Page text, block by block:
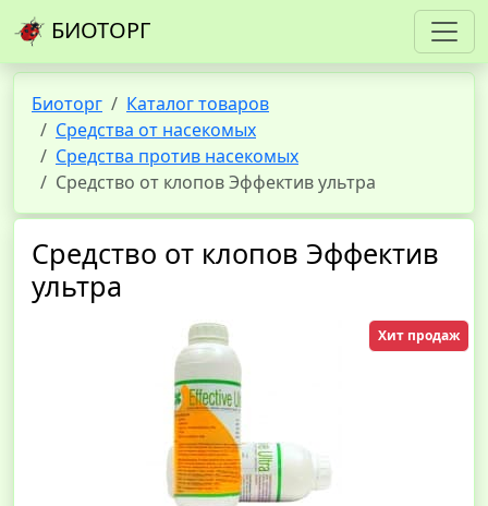
БИОТОРГ
Биоторг
Каталог товаров
Средства от насекомых
Средства против насекомых
Средство от клопов Эффектив ультра
Средство от клопов Эффектив
ультра
Хит продаж